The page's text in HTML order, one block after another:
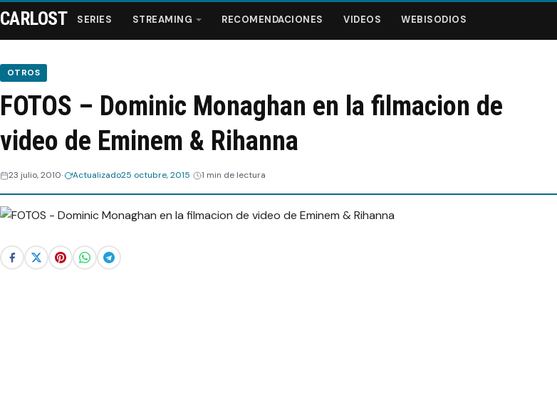
Series
Streaming
Webisodios
CARLOST SERIES STREAMING RECOMENDACIONES VIDEOS WEBISODIOS
OTROS
FOTOS – Dominic Monaghan en la filmacion de
video de Eminem & Rihanna
23 julio, 2010 Actualizado25 octubre, 2015 1 min de lectura